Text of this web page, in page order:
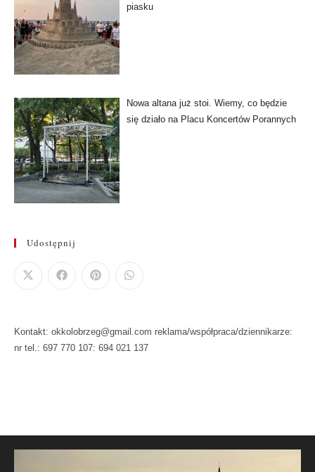
piasku
Nowa altana już stoi. Wiemy, co będzie
się działo na Placu Koncertów Porannych
Udostępnij
Kontakt: okkolobrzeg@gmail.com reklama/współpraca/dziennikarze:
nr tel.: 697 770 107: 694 021 137